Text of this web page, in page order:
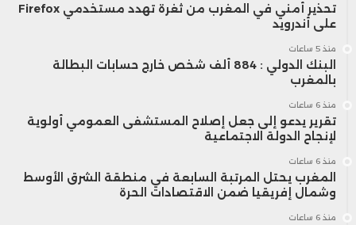
تحذير أمني في المغرب من ثغرة تهدد مستخدمي Firefox
على أندرويد
منذ 5 ساعات
البنك الدولي : 884 ألف شخص خارج حسابات البطالة
بالمغرب
منذ 6 ساعات
تقرير يدعو إلى جعل إصلاح المستشفى العمومي أولوية
لإنجاح الدولة الاجتماعية
منذ 6 ساعات
المغرب يحتل المرتبة السابعة في منطقة الشرق الأوسط
وشمال إفريقيا ضمن الاقتصادات الحرة
منذ 6 ساعات